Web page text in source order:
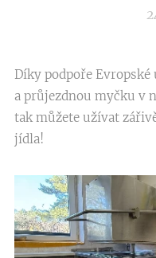
Díky podpoře
a průjezdnou myčku v
tak můžete užívat
jídla!